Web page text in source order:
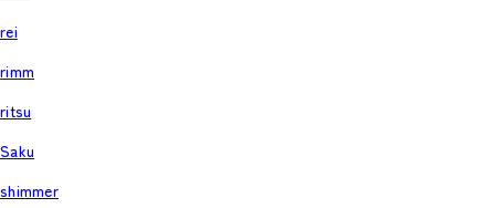
rei
rimm
ritsu
Saku
shimmer